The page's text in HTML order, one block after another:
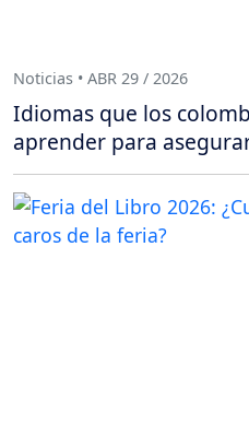
Noticias • ABR 29 / 2026
Idiomas que los
aprender para